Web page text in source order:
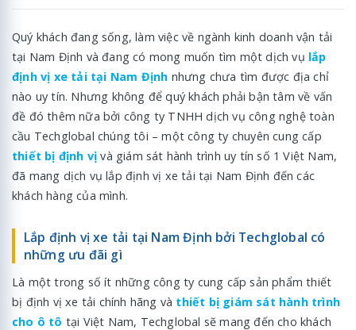
Quý khách đang sống, làm việc về ngành kinh doanh vận tải
tại Nam Định và đang có mong muốn tìm một dịch vụ lắp
định vị xe tải tại Nam Định nhưng chưa tìm được địa chỉ
nào uy tín. Nhưng không để quý khách phải bận tâm về vấn
đề đó thêm nữa bởi công ty TNHH dịch vụ công nghệ toàn
cầu Techglobal chúng tôi – một công ty chuyên cung cấp
thiết bị định vị và giám sát hành trình uy tín số 1 Việt Nam,
đã mang dịch vụ lắp định vị xe tải tại Nam Định đến các
khách hàng của mình.
Lắp định vị xe tải tại Nam Định bởi Techglobal có
những ưu đãi gì
Là một trong số ít những công ty cung cấp sản phẩm thiết
bị định vị xe tải chính hãng và thiết bị giám sát hành trình
cho ô tô tại Việt Nam, Techglobal sẽ mang đến cho khách